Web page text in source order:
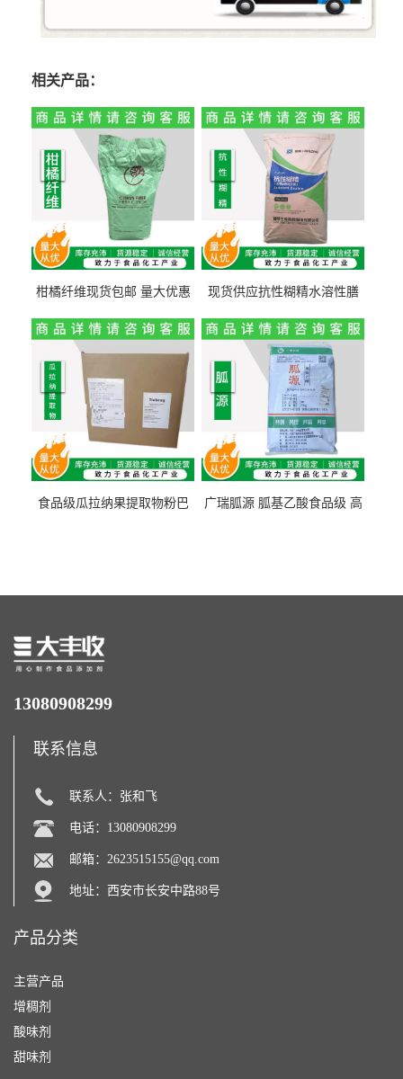
相关产品：
柑橘纤维现货包邮 量大优惠
现货供应抗性糊精水溶性膳
量1kg包邮
食品级瓜拉纳果提取物粉巴
广瑞胍源 胍基乙酸食品级 高
13080908299
联系信息
联系人：张和飞
电话：13080908299
邮箱： 2623515155@qq.com
地址：西安市长安中路88号
产品分类
主营产品
增稠剂
酸味剂
甜味剂